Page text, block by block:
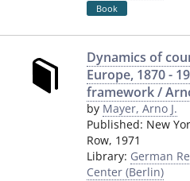
Book
Dynamics of
Europe, 1870 -
framework /
by Mayer, Arno J.
Published: New
Row, 1971
Library: German
Center (Berlin)